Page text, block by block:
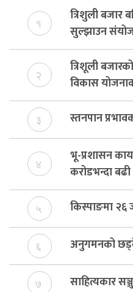
१
त्रिशुली बजार
सुल्झाउन
२
त्रिशूली
विकास
विकास दर्ता
३ स्तनपान
४
भू-प्रशासन
करोडभन्दा
बेरुजु फर्छयौट
५ किस्पाङमा
६ अनुगमनको
७ साहित्यकार